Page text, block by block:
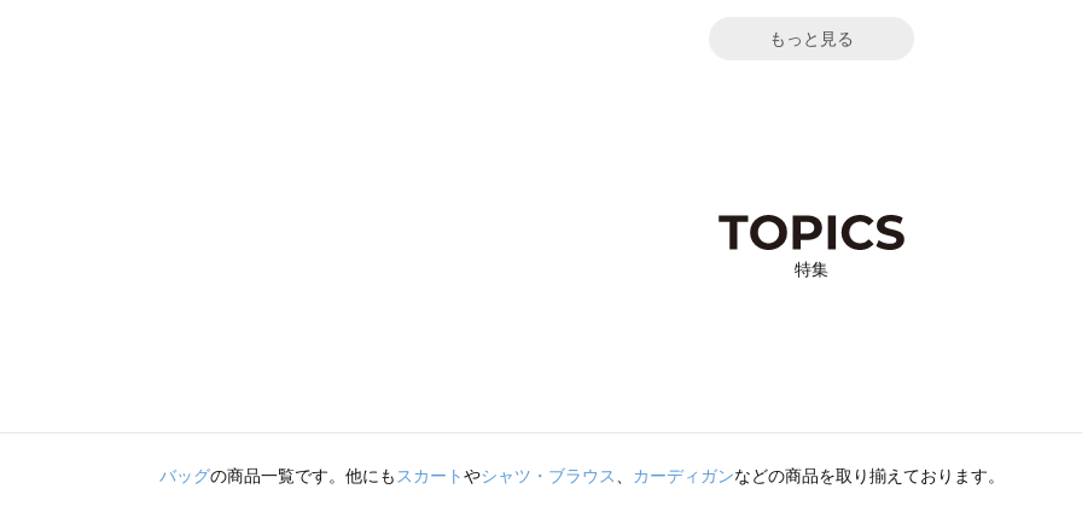
もっと見る
特集
バッグの商品一覧です。他にも スカートやシャツ・ブラウス カーディガンなどの商品を取り揃えております。